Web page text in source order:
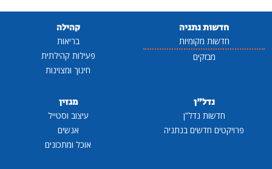
חדשות נתניה
חדשות מקומיות
מבזקים
קהילה
בריאות
פעילות קהילתית
חינוך ומצוינות
נדל"ן
חדשות נדל"ן
פרויקטים חדשים בנתניה
מגזין
עיצוב וסטייל
אנשים
אוכל ומתכונים